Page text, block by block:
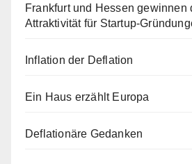
Frankfurt und Hessen gewinnen
Attraktivität für Startup-
Inflation der Deflation
Ein Haus erzählt Europa
Deflationäre Gedanken